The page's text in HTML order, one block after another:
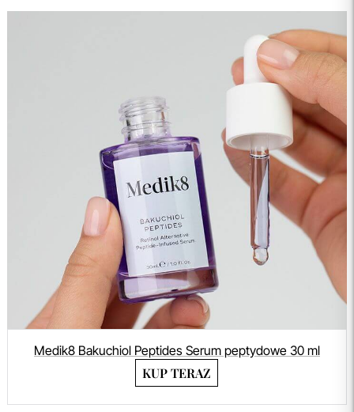
Medik8 Bakuchiol Peptides Serum peptydowe 30 ml
KUP TERAZ